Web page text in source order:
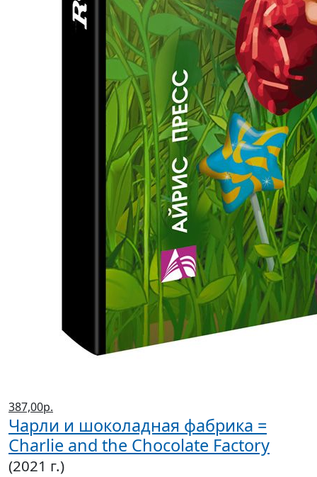
387,00р.
Чарли и шоколадная фабрика =
Charlie and the Chocolate Factory
(2021 г.)